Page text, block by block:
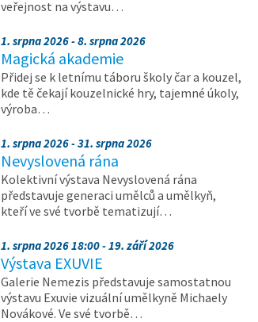
veřejnost na výstavu…
1. srpna 2026 - 8. srpna 2026
Magická akademie
Přidej se k letnímu táboru školy čar a kouzel,
kde tě čekají kouzelnické hry, tajemné úkoly,
výroba…
1. srpna 2026 - 31. srpna 2026
Nevyslovená rána
Kolektivní výstava Nevyslovená rána
představuje generaci umělců a umělkyň,
kteří ve své tvorbě tematizují…
1. srpna 2026 18:00 - 19. září 2026
Výstava EXUVIE
Galerie Nemezis představuje samostatnou
výstavu Exuvie vizuální umělkyně Michaely
Novákové. Ve své tvorbě…